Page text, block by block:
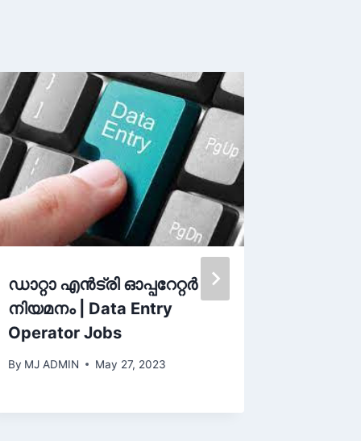
ഡാറ്റാ എന്‍ട്രി ഓപ്പറേറ്റര്‍
നിയമനം | Data Entry
Operator Jobs
By MJ ADMIN May 27, 2023